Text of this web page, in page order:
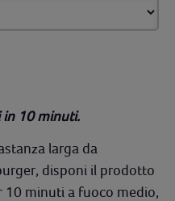
in 10 minuti.
larga da
disponi il prodotto
10 minuti a fuoco medio,